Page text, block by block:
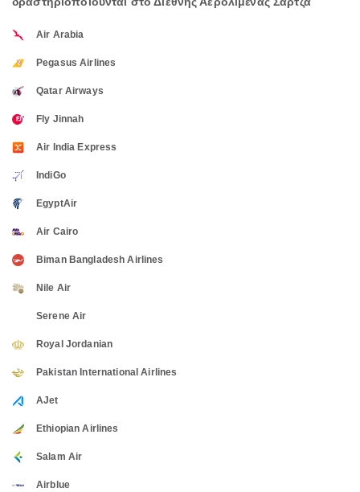
Air Arabia
Pegasus Airlines
Qatar Airways
Fly Jinnah
Air India Express
IndiGo
EgyptAir
Air Cairo
Biman Bangladesh Airlines
Nile Air
Serene Air
Royal Jordanian
Pakistan International Airlines
AJet
Ethiopian Airlines
Salam Air
Airblue